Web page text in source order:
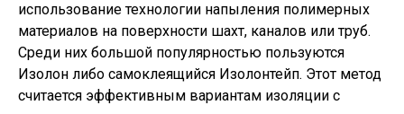
использование технологии напыления полимерных
материалов на поверхности шахт, каналов или труб.
Среди них большой популярностью пользуются
Изолон либо самоклеящийся Изолонтейп. Этот метод
считается эффективным вариантам изоляции с